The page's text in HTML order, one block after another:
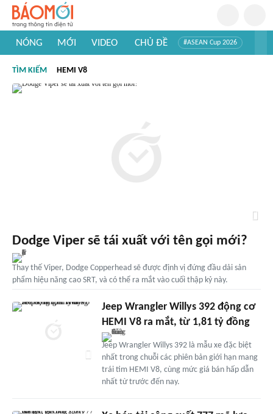
NÓNG MỚI VIDEO CHỦ ĐỀ #ASEAN Cup 2026
#Khám phá Việt Nam
TÌM KIẾM HEMI V8
Dodge Viper sẽ tái xuất với tên gọi mới?
Thay thế Viper, Dodge Copperhead sẽ được định vị đứng đầu dải sản
phẩm hiệu năng cao SRT, và có thể ra mắt vào cuối thập kỷ này.
Jeep Wrangler Willys 392 động cơ
HEMI V8 ra mắt, từ 1,81 tỷ đồng
Jeep Wrangler Willys 392 là mẫu xe đặc biệt
nhất trong chuỗi các phiên bản giới hạn mang
trái tim HEMI V8, cùng mức giá bán hấp dẫn
nhất từ trước đến nay.